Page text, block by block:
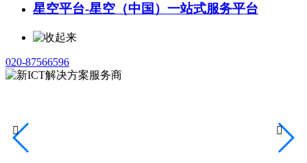
星空平台-星空（中国）一站式服务平台
020-87566596
 